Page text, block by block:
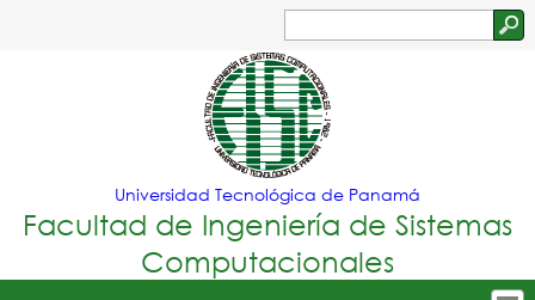
Jump to navigation
Formulario
de
búsqueda
Universidad Tecnológica de Panamá
Facultad de Ingeniería de Sistemas
Computacionales